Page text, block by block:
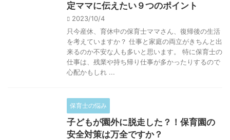
定ママに伝えたい９つのポイント
2023/10/4
只今産休、育休中の保育士ママさん、復帰後の生活
を考えていますか？ 仕事と家庭の両立がきちんと出
来るのか不安な人も多いと思います。 特に保育士の
仕事は、残業や持ち帰り仕事が多かったりするので
心配かもしれ ...
保育士の悩み
子どもが園外に脱走した？！保育園の
安全対策は万全ですか？